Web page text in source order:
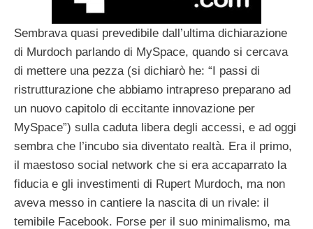
Sembrava quasi prevedibile dall’ultima dichiarazione
di Murdoch parlando di MySpace, quando si cercava
di mettere una pezza (si dichiarò he: “I passi di
ristrutturazione che abbiamo intrapreso preparano ad
un nuovo capitolo di eccitante innovazione per
MySpace”) sulla caduta libera degli accessi, e ad oggi
sembra che l’incubo sia diventato realtà. Era il primo,
il maestoso social network che si era accaparrato la
fiducia e gli investimenti di Rupert Murdoch, ma non
aveva messo in cantiere la nascita di un rivale: il
temibile Facebook. Forse per il suo minimalismo, ma